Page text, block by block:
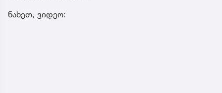
ნახეთ, ვიდეო: